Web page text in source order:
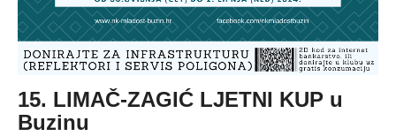
15. LIMAČ-ZAGIĆ LJETNI KUP u
Buzinu